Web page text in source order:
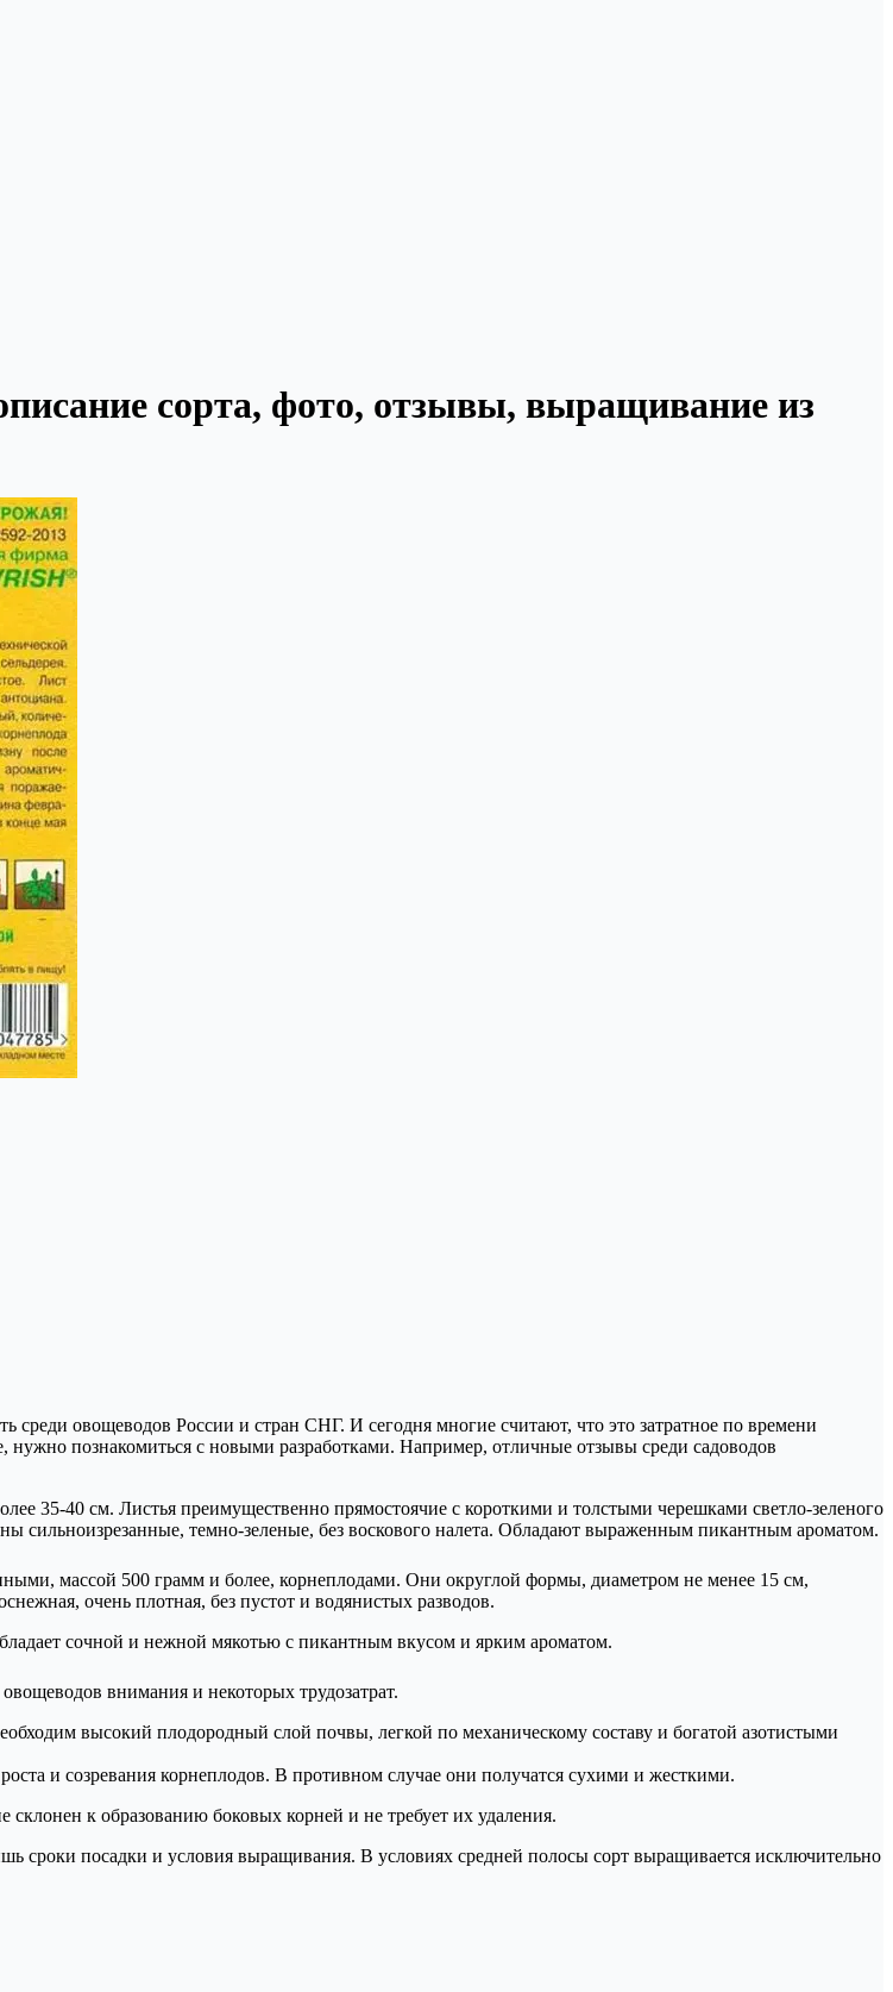
сорта, фото, отзывы, выращивание из
среди овощеводов России и стран СНГ. И сегодня многие считают, что это затратное по времени
познакомиться с новыми разработками. Например, отличные отзывы среди садоводов
35-40 см. Листья преимущественно прямостоячие с короткими и толстыми черешками светло-зеленого
сильноизрезанные, темно-зеленые, без воскового налета. Обладают выраженным пикантным ароматом.
массой 500 грамм и более, корнеплодами. Они округлой формы, диаметром не менее 15 см,
очень плотная, без пустот и водянистых разводов.
сочной и нежной мякотью с пикантным вкусом и ярким ароматом.
внимания и некоторых трудозатрат.
высокий плодородный слой почвы, легкой по механическому составу и богатой азотистыми
и созревания корнеплодов. В противном случае они получатся сухими и жесткими.
к образованию боковых корней и не требует их удаления.
сроки посадки и условия выращивания. В условиях средней полосы сорт выращивается исключительно